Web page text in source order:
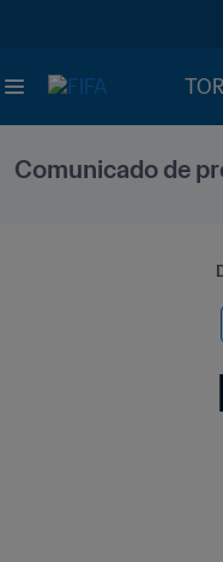
Comunicado de